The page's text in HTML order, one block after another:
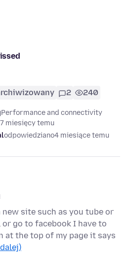
2 240
Performance and connectivity
miesięcy temu
odpowiedziano4 miesiące temu
site such as you tube or
or go to facebook I have to
at the top of my page it says